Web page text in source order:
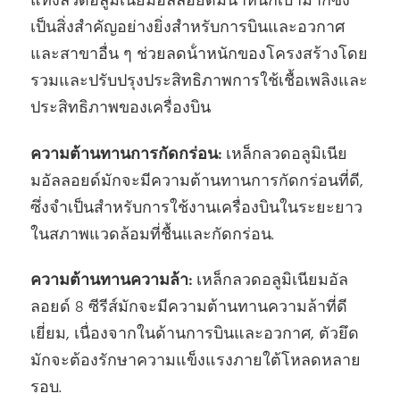
เป็นสิ่งสําคัญอย่างยิ่งสําหรับการบินและอวกาศ
และสาขาอื่น ๆ ช่วยลดน้ําหนักของโครงสร้างโดย
รวมและปรับปรุงประสิทธิภาพการใช้เชื้อเพลิงและ
ประสิทธิภาพของเครื่องบิน
ความต้านทานการกัดกร่อน: เหล็กลวดอลูมิเนีย
มอัลลอยด์มักจะมีความต้านทานการกัดกร่อนที่ดี,
ซึ่งจําเป็นสําหรับการใช้งานเครื่องบินในระยะยาว
ในสภาพแวดล้อมที่ชื้นและกัดกร่อน.
ความต้านทานความล้า: เหล็กลวดอลูมิเนียมอัล
ลอยด์ 8 ซีรีส์มักจะมีความต้านทานความล้าที่ดี
เยี่ยม, เนื่องจากในด้านการบินและอวกาศ, ตัวยึด
มักจะต้องรักษาความแข็งแรงภายใต้โหลดหลาย
รอบ.